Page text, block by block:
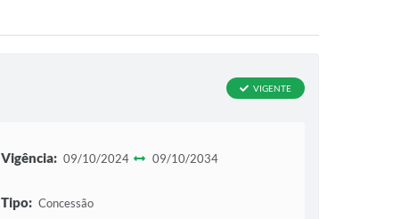
VIGENTE
Vigência: 09/10/2024 09/10/2034
Tipo: Concessão